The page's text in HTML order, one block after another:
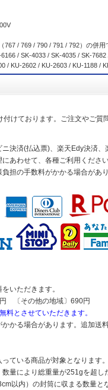
767 / 769 / 790 / 791 / 792）の併
/ SK-4033 / SK-4035 / SK-
/ KU-2602 / KU-2603 / KU-1188 /
けております。ご注文やご質
決済(払込票)、楽天Edy決済
あわせて、各種ご利用ください
担の手数料がかかる場合があ
いただきます。
円 〔その他の地域〕690円
とさせていただきます。
かる場合があります。追加送
ている商品が対象となります。
数量により総重量が251gを超
以内）の封筒に収まる数量と